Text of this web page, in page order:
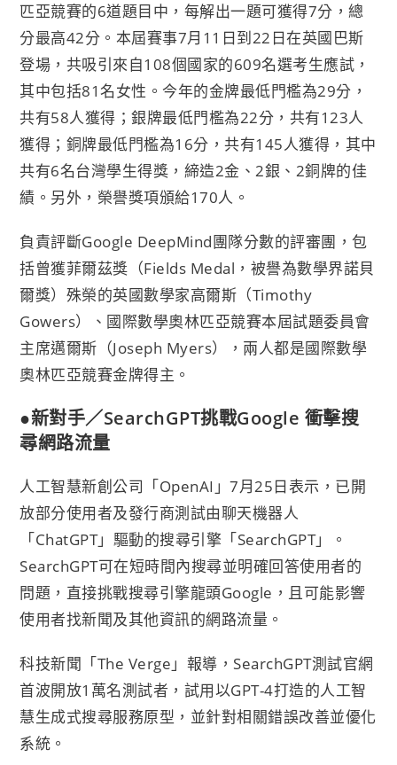
匹亞競賽的6道題目中，每解出一題可獲得7分，總
分最高42分。本屆賽事7月11日到22日在英國巴斯
登場，共吸引來自108個國家的609名選考生應試，
其中包括81名女性。今年的金牌最低門檻為29分，
共有58人獲得；銀牌最低門檻為22分，共有123人
獲得；銅牌最低門檻為16分，共有145人獲得，其中
共有6名台灣學生得獎，締造2金、2銀、2銅牌的佳
績。另外，榮譽獎項頒給170人。
負責評斷Google DeepMind團隊分數的評審團，包
括曾獲菲爾茲獎（Fields Medal，被譽為數學界諾貝
爾獎）殊榮的英國數學家高爾斯（Timothy
Gowers）、國際數學奧林匹亞競賽本屆試題委員會
主席邁爾斯（Joseph Myers），兩人都是國際數學
奧林匹亞競賽金牌得主。
●新對手／SearchGPT挑戰Google 衝擊搜
尋網路流量
人工智慧新創公司「OpenAI」7月25日表示，已開
放部分使用者及發行商測試由聊天機器人
「ChatGPT」驅動的搜尋引擎「SearchGPT」。
SearchGPT可在短時間內搜尋並明確回答使用者的
問題，直接挑戰搜尋引擎龍頭Google，且可能影響
使用者找新聞及其他資訊的網路流量。
科技新聞「The Verge」報導，SearchGPT測試官網
首波開放1萬名測試者，試用以GPT-4打造的人工智
慧生成式搜尋服務原型，並針對相關錯誤改善並優化
系統。